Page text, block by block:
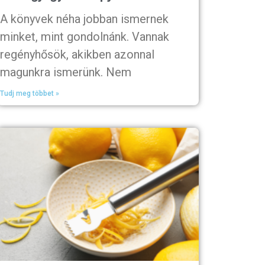
A könyvek néha jobban ismernek
minket, mint gondolnánk. Vannak
regényhősök, akikben azonnal
magunkra ismerünk. Nem
Tudj meg többet »